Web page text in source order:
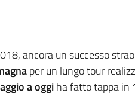
ancora un successo
per un lungo tour
a oggiha fatto tappa in